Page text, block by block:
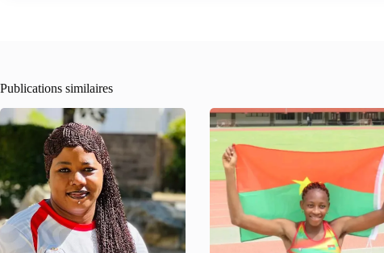
Publications similaires